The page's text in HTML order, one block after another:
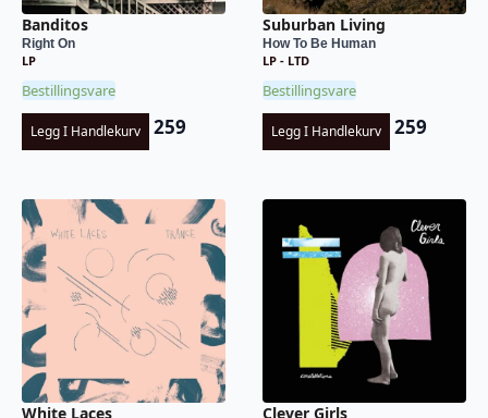
Banditos
Right On
LP
Bestillingsvare
Legg I Handlekurv 259
Suburban Living
How To Be Human
LP - LTD
Bestillingsvare
Legg I Handlekurv 259
White Laces Clever Girls